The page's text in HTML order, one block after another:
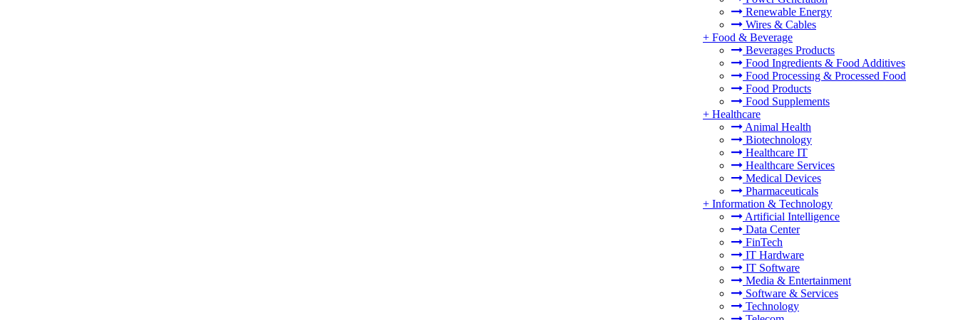
Renewable Energy
Wires & Cables
+ Food & Beverage
Beverages Products
Food Ingredients & Food Additives
Food Processing & Processed Food
Food Products
Food Supplements
+ Healthcare
Animal Health
Biotechnology
Healthcare IT
Healthcare Services
Medical Devices
Pharmaceuticals
+ Information & Technology
Artificial Intelligence
Data Center
FinTech
IT Hardware
IT Software
Media & Entertainment
Software & Services
Technology